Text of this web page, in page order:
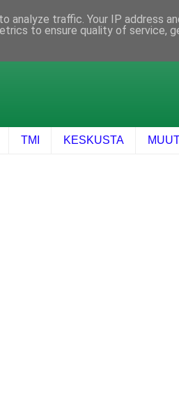
TMI KESKUSTA
analyze traffic. Your IP address
to ensure quality of service,